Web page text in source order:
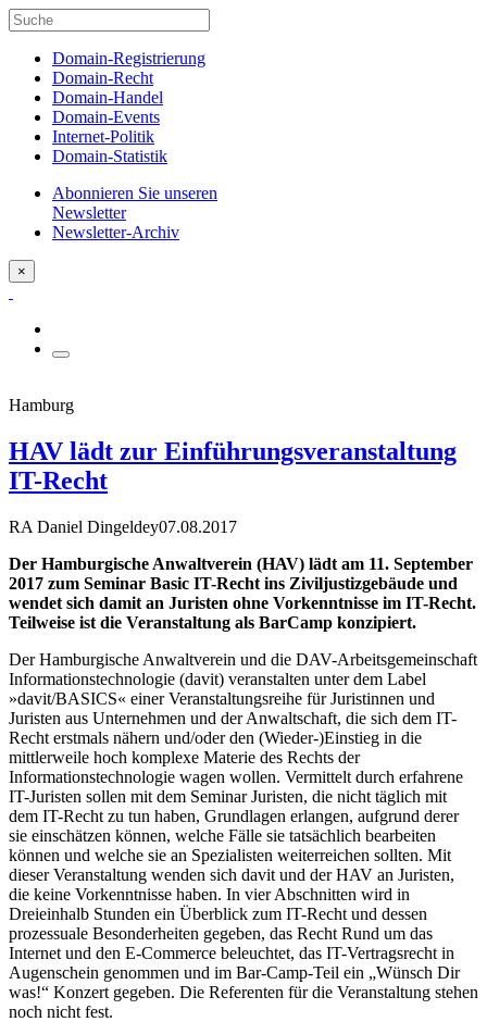
Domain-Registrierung
Domain-Recht
Domain-Handel
Domain-Events
Internet-Politik
Domain-Statistik
Abonnieren Sie unseren
Newsletter
Newsletter-Archiv
×
Hamburg
HAV lädt zur Einführungsveranstaltung
IT-Recht
RA Daniel Dingeldey07.08.2017
Der Hamburgische Anwaltverein (HAV) lädt am 11. September
2017 zum Seminar Basic IT-Recht ins Ziviljustizgebäude und
wendet sich damit an Juristen ohne Vorkenntnisse im IT-Recht.
Teilweise ist die Veranstaltung als BarCamp konzipiert.
Der Hamburgische Anwaltverein und die DAV-Arbeitsgemeinschaft
Informationstechnologie (davit) veranstalten unter dem Label
»davit/BASICS« einer Veranstaltungsreihe für Juristinnen und
Juristen aus Unternehmen und der Anwaltschaft, die sich dem IT-
Recht erstmals nähern und/oder den (Wieder-)Einstieg in die
mittlerweile hoch komplexe Materie des Rechts der
Informationstechnologie wagen wollen. Vermittelt durch erfahrene
IT-Juristen sollen mit dem Seminar Juristen, die nicht täglich mit
dem IT-Recht zu tun haben, Grundlagen erlangen, aufgrund derer
sie einschätzen können, welche Fälle sie tatsächlich bearbeiten
können und welche sie an Spezialisten weiterreichen sollten. Mit
dieser Veranstaltung wenden sich davit und der HAV an Juristen,
die keine Vorkenntnisse haben. In vier Abschnitten wird in
Dreieinhalb Stunden ein Überblick zum IT-Recht und dessen
prozessuale Besonderheiten gegeben, das Recht Rund um das
Internet und den E-Commerce beleuchtet, das IT-Vertragsrecht in
Augenschein genommen und im Bar-Camp-Teil ein „Wünsch Dir
was!“ Konzert gegeben. Die Referenten für die Veranstaltung stehen
noch nicht fest.